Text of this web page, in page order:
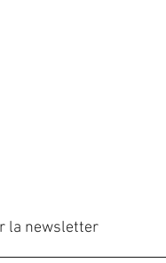
la newsletter